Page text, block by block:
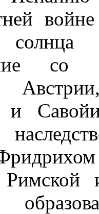
со
и